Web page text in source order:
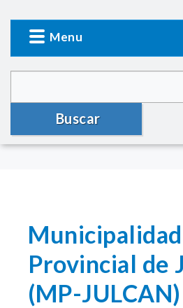
Menu
Buscar
Municipalidad
Provincial de
(MP-JULCAN)